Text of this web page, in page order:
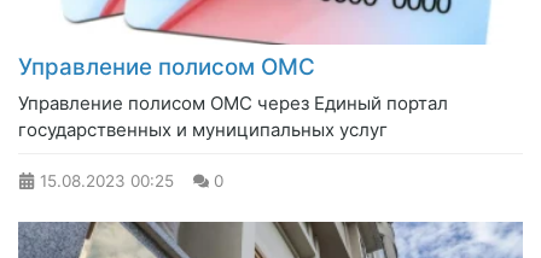
Управление полисом ОМС
Управление полисом ОМС через Единый портал
государственных и муниципальных услуг
15.08.2023 00:25 0